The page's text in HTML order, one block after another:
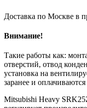
Доставка по Москве в
Внимание!
Такие работы как:
отверстий, отвод
установка на
заранее и
Mitsubishi Heavy